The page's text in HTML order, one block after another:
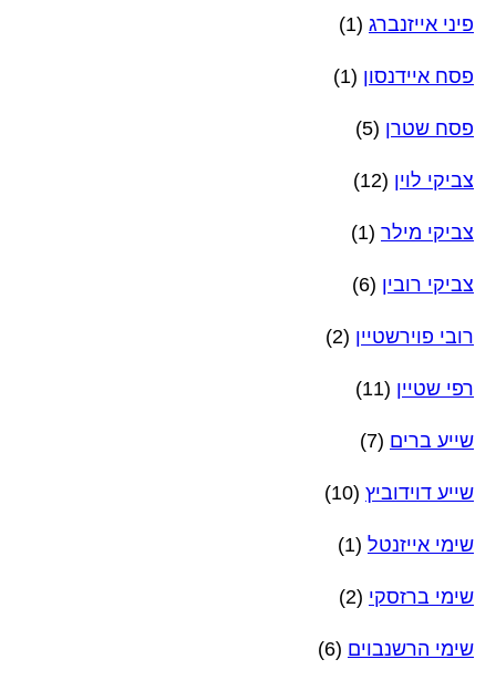
פיני אייזנברג (1)
פסח איידנסון (1)
פסח שטרן (5)
צביקי לוין (12)
צביקי מילר (1)
צביקי רובין (6)
רובי פוירשטיין (2)
רפי שטיין (11)
שייע ברים (7)
שייע דוידוביץ (10)
שימי אייזנטל (1)
שימי ברזסקי (2)
שימי הרשנבוים (6)